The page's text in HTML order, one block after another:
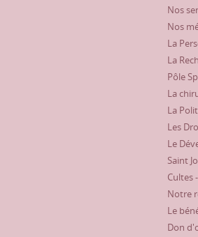
Nos
Nos
La
La
Pôle
La
La
Les
Le
Saint
Cultes
Notre
Le
Don